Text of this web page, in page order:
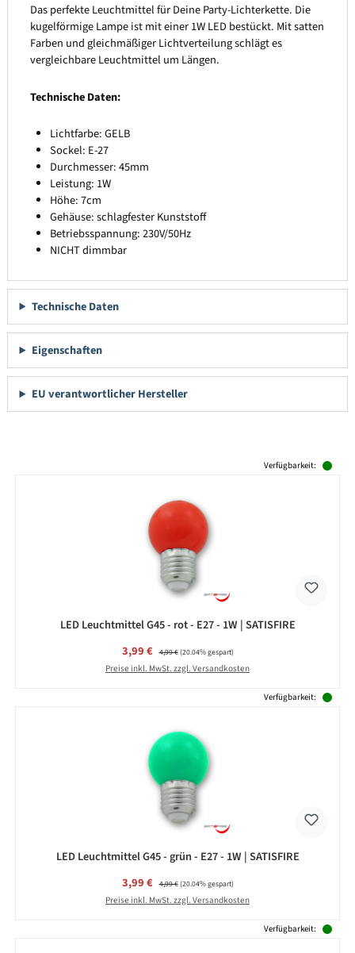
Das perfekte Leuchtmittel für Deine Party-Lichterkette. Die
kugelförmige Lampe ist mit einer 1W LED bestückt. Mit satten
Farben und gleichmäßiger Lichtverteilung schlägt es
vergleichbare Leuchtmittel um Längen.
Technische Daten:
Lichtfarbe: GELB
Sockel: E-27
Durchmesser: 45mm
Leistung: 1W
Höhe: 7cm
Gehäuse: schlagfester Kunststoff
Betriebsspannung: 230V/50Hz
NICHT dimmbar
Technische Daten
Eigenschaften
EU verantwortlicher Hersteller
Verfügbarkeit:
LED Leuchtmittel G45 - rot - E27 - 1W | SATISFIRE
Verkaufspreis:
3,99 € Regulärer Preis:
4,99 €(20.04% gespart)
Preise inkl. MwSt. zzgl. Versandkosten
Verfügbarkeit:
LED Leuchtmittel G45 - grün - E27 - 1W | SATISFIRE
Verkaufspreis:
3,99 € Regulärer Preis:
4,99 €(20.04% gespart)
Preise inkl. MwSt. zzgl. Versandkosten
Verfügbarkeit: